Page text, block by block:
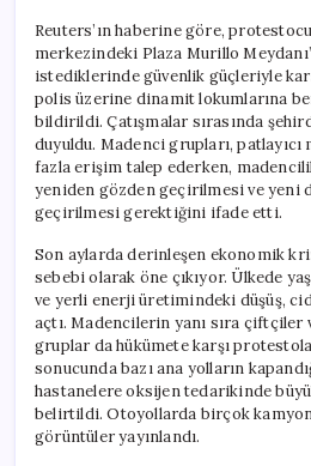
Reuters’ın haberine göre,
merkezindeki Plaza Murillo
istediklerinde güvenlik güçleriyle
polis üzerine dinamit lokumlarına
bildirildi. Çatışmalar sırasında
duyuldu. Madenci grupları, patlayıcı
fazla erişim talep ederken,
yeniden gözden geçirilmesi ve yeni
geçirilmesi gerektiğini ifade etti.
Son aylarda derinleşen ekonomik
sebebi olarak öne çıkıyor. Ülkede
ve yerli enerji üretimindeki düşüş,
açtı. Madencilerin yanı sıra çiftçiler
gruplar da hükümete karşı
sonucunda bazı ana yolların
hastanelere oksijen tedarikinde
belirtildi. Otoyollarda birçok
görüntüler yayınlandı.